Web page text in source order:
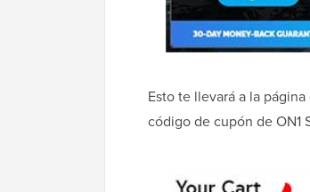
Esto te llevará a la
código de cupón de ON1